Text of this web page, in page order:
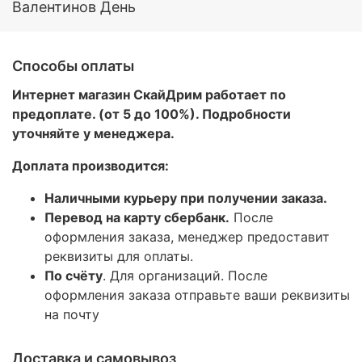
Валентинов День
Способы оплаты
Интернет магазин СкайДрим работает по
предоплате. (от 5 до 100%). Подробности
уточняйте у менеджера.
Доплата производится:
Наличными курьеру при получении заказа.
Перевод на карту сбербанк. После
оформления заказа, менеджер предоставит
реквизиты для оплаты.
По счёту. Для организаций. После
оформления заказа отправьте ваши реквизиты
на почту
Доставка и самовывоз